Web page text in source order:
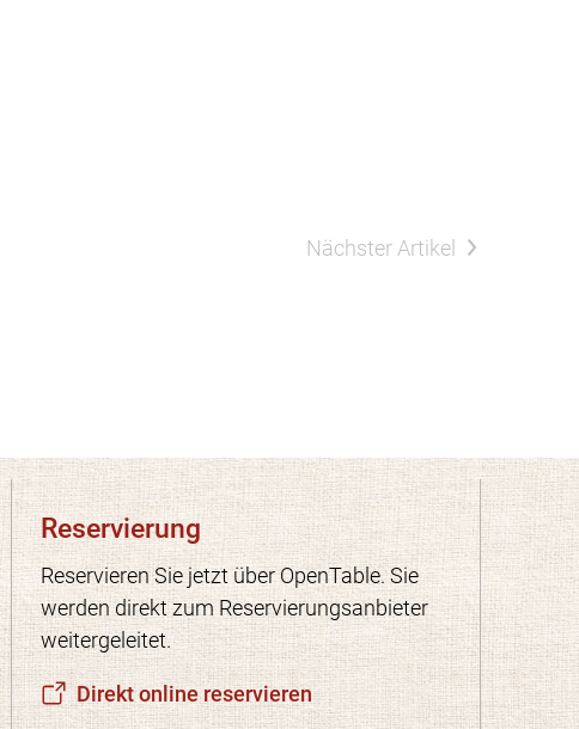
Nächster Artikel
Reservierung
Reservieren Sie jetzt über OpenTable. Sie
werden direkt zum Reservierungsanbieter
weitergeleitet.
Direkt online reservieren